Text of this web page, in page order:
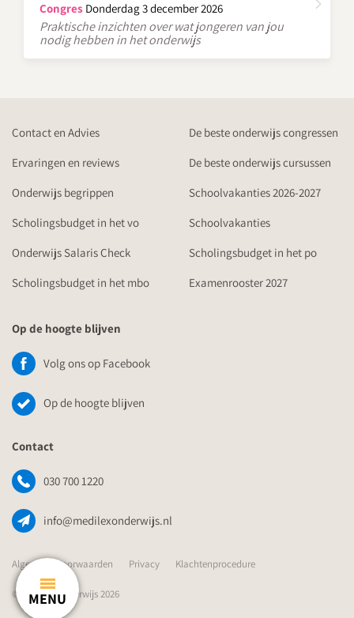
Congres Donderdag 3 december 2026
Praktische inzichten over wat jongeren van jou
nodig hebben in het onderwijs
Contact en Advies
De beste onderwijs congressen
Ervaringen en reviews
De beste onderwijs cursussen
Onderwijs begrippen
Schoolvakanties 2026-2027
Scholingsbudget in het vo
Schoolvakanties
Onderwijs Salaris Check
Scholingsbudget in het po
Scholingsbudget in het mbo
Examenrooster 2027
Op de hoogte blijven
Volg ons op Facebook
Op de hoogte blijven
Contact
030 700 1220
info@medilexonderwijs.nl
Algemene Voorwaarden Privacy Klachtenprocedure
© Medilex Onderwijs 2026
MENU